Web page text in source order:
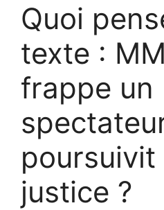
Quoi
texte :
frappe un
poursuivit
justice ?